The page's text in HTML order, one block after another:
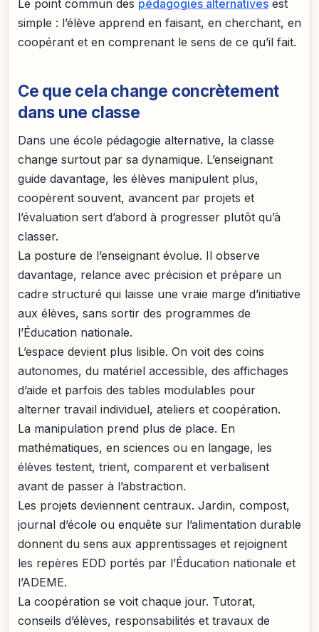
Le point commun des pédagogies alternatives est
simple : l’élève apprend en faisant, en cherchant, en
coopérant et en comprenant le sens de ce qu’il fait.
Ce que cela change concrètement
dans une classe
Dans une école pédagogie alternative, la classe
change surtout par sa dynamique. L’enseignant
guide davantage, les élèves manipulent plus,
coopèrent souvent, avancent par projets et
l’évaluation sert d’abord à progresser plutôt qu’à
classer.
La posture de l’enseignant évolue. Il observe
davantage, relance avec précision et prépare un
cadre structuré qui laisse une vraie marge d’initiative
aux élèves, sans sortir des programmes de
l’Éducation nationale.
L’espace devient plus lisible. On voit des coins
autonomes, du matériel accessible, des affichages
d’aide et parfois des tables modulables pour
alterner travail individuel, ateliers et coopération.
La manipulation prend plus de place. En
mathématiques, en sciences ou en langage, les
élèves testent, trient, comparent et verbalisent
avant de passer à l’abstraction.
Les projets deviennent centraux. Jardin, compost,
journal d’école ou enquête sur l’alimentation durable
donnent du sens aux apprentissages et rejoignent
les repères EDD portés par l’Éducation nationale et
l’ADEME.
La coopération se voit chaque jour. Tutorat,
conseils d’élèves, responsabilités et travaux de